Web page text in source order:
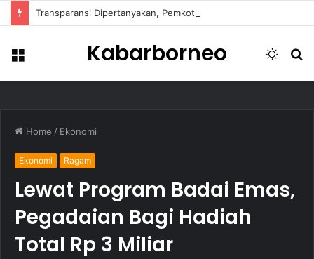
Menu Kabarborneo
Switch
Home / Ekonomi
Ekonomi Ragam
Lewat Program Badai Emas,
Pegadaian Bagi Hadiah
Total Rp 3 Miliar